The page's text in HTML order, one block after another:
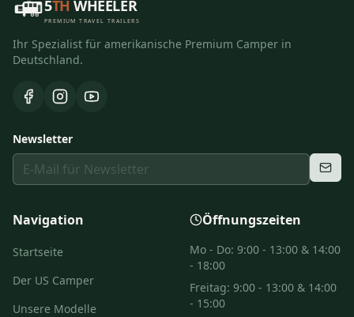
5TH WHEELER
PREMIUM TRAVEL TRAILERS
Ihr Spezialist für amerikanische Premium Camper in
Deutschland.
Newsletter
Navigation
Startseite
Der US Camper
Unsere Modelle
Öffnungszeiten
Mo - Do: 9:00 - 13:00 & 14:00
- 18:00
Freitag: 9:00 - 13:00 & 14:00
- 15:00